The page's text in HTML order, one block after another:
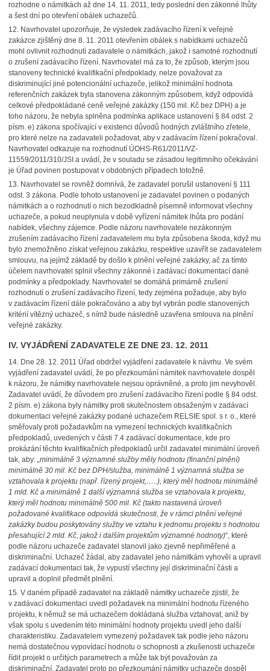
rozhodne o námitkách až dne 14. 11. 2011, tedy poslední den zákonné lhůty
a šest dní po otevření obálek uchazečů.
12. Navrhovatel upozorňuje, že výsledek zadávacího řízení k veřejné
zakázce zjištěný dne 8. 11. 2011 otevřením obálek s nabídkami uchazečů
mohl ovlivnit rozhodnutí zadavatele o námitkách, jakož i samotné rozhodnutí
o zrušení zadávacího řízení. Navrhovatel má za to, že způsob, kterým jsou
stanoveny technické kvalifikační předpoklady, nelze považovat za
diskriminující jiné potencionální uchazeče, jelikož minimální hodnota
referenčních zakázek byla stanovena zákonným způsobem, když odpovídá
celkové předpokládané ceně veřejné zakázky (150 mil. Kč bez DPH) a je
toho názoru, že nebyla splněna podmínka aplikace ustanovení § 84 odst. 2
písm. e) zákona spočívající v existenci důvodů hodných zvláštního zřetele,
pro které nelze na zadavateli požadovat, aby v zadávacím řízení pokračoval.
Navrhovatel odkazuje na rozhodnutí ÚOHS-R61/2011/VZ-
11559/2011/310/JSI a uvádí, že v souladu se zásadou legitimního očekávání
je Úřad povinen postupovat v obdobných případech totožně.
13. Navrhovatel se rovněž domnívá, že zadavatel porušil ustanovení § 111
odst. 3 zákona. Podle tohoto ustanovení je zadavatel povinen o podaných
námitkách a o rozhodnutí o nich bezodkladně písemně informovat všechny
uchazeče, a pokud neuplynula v době vyřízení námitek lhůta pro podání
nabídek, všechny zájemce. Podle názoru navrhovatele nezákonným
zrušením zadávacího řízení zadavatelem mu byla způsobena škoda, když mu
bylo znemožněno získat veřejnou zakázku, respektive uzavřít se zadavatelem
smlouvu, na jejímž základě by došlo k plnění veřejné zakázky, ač za tímto
účelem navrhovatel splnil všechny zákonné i zadávací dokumentací dané
podmínky a předpoklady. Navrhovatel se domáhá primárně zrušení
rozhodnutí o zrušení zadávacího řízení, tedy zejména požaduje, aby bylo
v zadávacím řízení dále pokračováno a aby byl vybrán podle stanovených
kritérií vítězný uchazeč, s nímž bude následně uzavřena smlouva na plnění
veřejné zakázky.
IV. VYJÁDŘENÍ ZADAVATELE ZE DNE 23. 12. 2011
14. Dne 28. 12. 2011 Úřad obdržel vyjádření zadavatele k návrhu. Ve svém
vyjádření zadavatel uvádí, že po přezkoumání námitek navrhovatele dospěl
k názoru, že námitky navrhovatele nejsou oprávněné, a proto jim nevyhověl.
Zadavatel uvádí, že důvodem pro zrušení zadávacího řízení podle § 84 odst.
2 písm. e) zákona byly námitky proti skutečnostem obsaženým v zadávací
dokumentaci veřejné zakázky podané uchazečem RELSIE spol. s r. o., které
směřovaly proti požadavkům na vymezení technických kvalifikačních
předpokladů, uvedených v části 7.4 zadávací dokumentace, kde pro
prokázání těchto kvalifikačních předpokladů určil zadavatel minimální úroveň
tak, aby: „minimálně 3 významné služby měly hodnotu (finanční plnění)
minimálně 30 mil. Kč bez DPH/služba, minimálně 1 významná služba se
vztahovala k projektu (např. řízený projekt,…..), který měl hodnotu minimálně
1 mld. Kč a minimálně 1 další významná služba se vztahovala k projektu,
který měl hodnotu minimálně 500 mil. Kč (takto nastavená úroveň
požadované kvalifikace odpovídá skutečnosti, že v rámci plnění veřejné
zakázky budou poskytovány služby ve vztahu k jednomu projektu s hodnotou
přesahující 2 mld. Kč, jakož i dalším projektům významné hodnoty)“, které
podle názoru uchazeče zadavatel stanovil jako zjevně nepřiměřené a
diskriminační. Uchazeč žádal, aby zadavatel jeho námitkám vyhověl a upravil
zadávací dokumentaci tak, že vypustí všechny její diskriminační části a
upravil a doplnil předmět plnění.
15. V daném případě zadavatel na základě námitky uchazeče zjistil, že
v zadávací dokumentaci uvedl požadavek na minimální hodnotu řízeného
projektu, k němuž se má uchazečem dokládaná služba vztahovat, aniž by
však spolu s uvedením této minimální hodnoty projektu uvedl jeho další
charakteristiku. Zadavatelem vymezený požadavek tak podle jeho názoru
nemá dostatečnou vypovídací hodnotu o schopnosti a zkušenosti uchazeče
řídit projekt o určitých parametrech a může tak být považován za
diskriminační. Zadavatel proto po přezkoumání námitky uchazeče dospěl